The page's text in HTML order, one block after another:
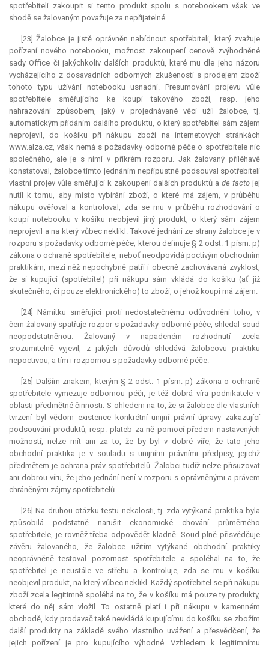
spotřebiteli zakoupit si tento produkt spolu s notebookem však ve
shodě se žalovaným považuje za nepřijatelné.
[23] Žalobce je jistě oprávněn nabídnout spotřebiteli, který zvažuje
pořízení nového notebooku, možnost zakoupení cenově zvýhodněné
sady Office či jakýchkoliv dalších produktů, které mu dle jeho názoru
vycházejícího z dosavadních odborných zkušeností s prodejem zboží
tohoto typu užívání notebooku usnadní. Presumování projevu vůle
spotřebitele směřujícího ke koupi takového zboží, resp. jeho
nahrazování způsobem, jaký v projednávané věci užil žalobce, tj.
automatickým přidáním dalšího produktu, o který spotřebitel sám zájem
neprojevil, do košíku při nákupu zboží na internetových stránkách
www.alza.cz, však nemá s požadavky odborné péče o spotřebitele nic
společného, ale je s nimi v příkrém rozporu. Jak žalovaný přiléhavě
konstatoval, žalobce tímto jednáním nepřípustně podsouval spotřebiteli
vlastní projev vůle směřující k zakoupení dalších produktů a de facto jej
nutil k tomu, aby místo vybírání zboží, o které má zájem, v průběhu
nákupu ověřoval a kontroloval, zda se mu v průběhu rozhodování o
koupi notebooku v košíku neobjevil jiný produkt, o který sám zájem
neprojevil a na který vůbec neklikl. Takové jednání ze strany žalobce je v
rozporu s požadavky odborné péče, kterou definuje § 2 odst. 1 písm. p)
zákona o ochraně spotřebitele, neboť neodpovídá poctivým obchodním
praktikám, mezi něž nepochybně patří i obecně zachovávaná zvyklost,
že si kupující (spotřebitel) při nákupu sám vkládá do košíku (ať již
skutečného, či pouze elektronického) to zboží, o jehož koupi má zájem.
[24] Námitku směřující proti nedostatečnému odůvodnění toho, v
čem žalovaný spatřuje rozpor s požadavky odborné péče, shledal soud
neopodstatněnou. Žalovaný v napadeném rozhodnutí zcela
srozumitelně vyjevil, z jakých důvodů shledává žalobcovu praktiku
nepoctivou, a tím i rozpornou s požadavky odborné péče.
[25] Dalším znakem, kterým § 2 odst. 1 písm. p) zákona o ochraně
spotřebitele vymezuje odbornou péči, je též dobrá víra podnikatele v
oblasti předmětné činnosti. S ohledem na to, že si žalobce dle vlastních
tvrzení byl vědom existence konkrétní unijní právní úpravy zakazující
podsouvání produktů, resp. plateb za ně pomocí předem nastavených
možností, nelze mít ani za to, že by byl v dobré víře, že tato jeho
obchodní praktika je v souladu s unijními právními předpisy, jejichž
předmětem je ochrana práv spotřebitelů. Žalobci tudíž nelze přisuzovat
ani dobrou víru, že jeho jednání není v rozporu s oprávněnými a právem
chráněnými zájmy spotřebitelů.
[26] Na druhou otázku testu nekalosti, tj. zda vytýkaná praktika byla
způsobilá podstatně narušit ekonomické chování průměrného
spotřebitele, je rovněž třeba odpovědět kladně. Soud plně přisvědčuje
závěru žalovaného, že žalobce užitím vytýkané obchodní praktiky
neoprávněně testoval pozornost spotřebitele a spoléhal na to, že
spotřebitel je neustále ve střehu a kontroluje, zda se mu v košíku
neobjevil produkt, na který vůbec neklikl. Každý spotřebitel se při nákupu
zboží zcela legitimně spoléhá na to, že v košíku má pouze ty produkty,
které do něj sám vložil. To ostatně platí i při nákupu v kamenném
obchodě, kdy prodavač také nevkládá kupujícímu do košíku se zbožím
další produkty na základě svého vlastního uvážení a přesvědčení, že
jejich pořízení je pro kupujícího výhodné. Vzhledem k legitimnímu